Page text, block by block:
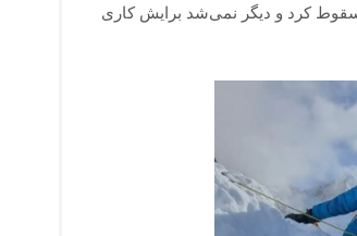
سقوط کرد و دیگر نمی‌شد برایش کاری